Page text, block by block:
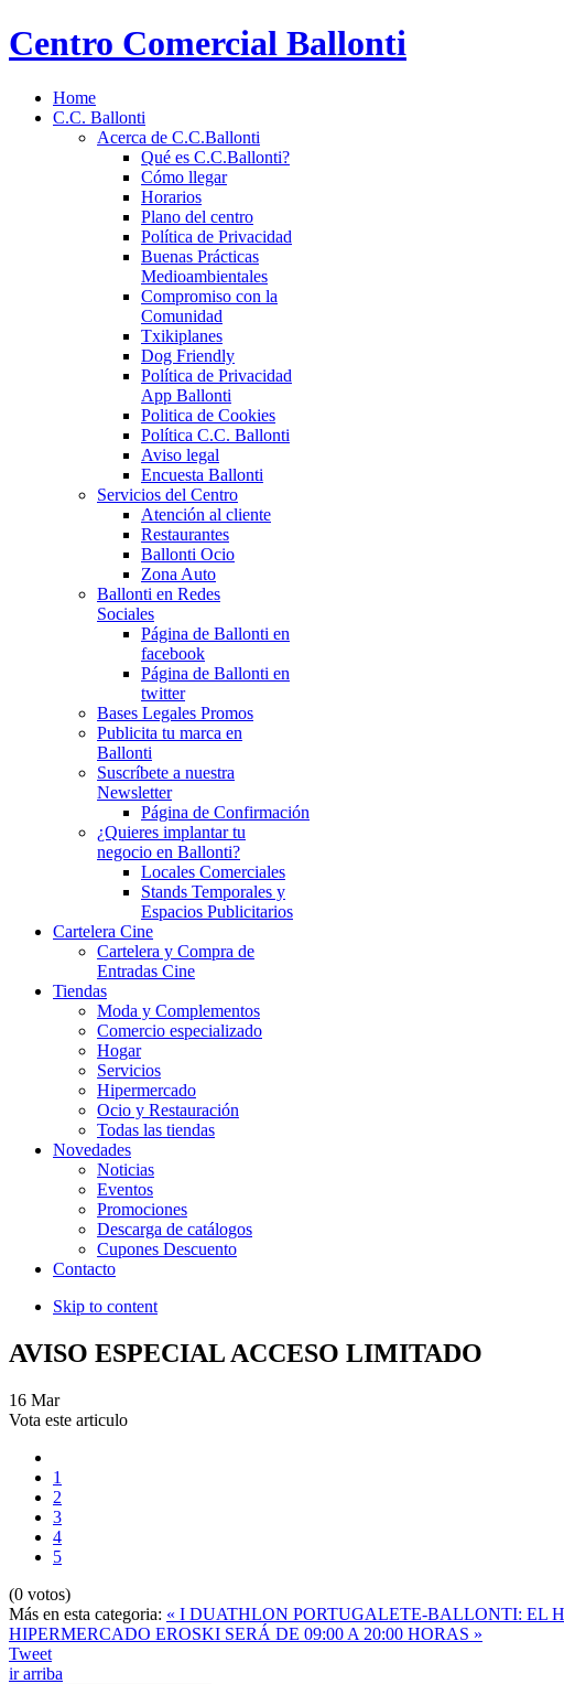
Centro Comercial Ballonti
Home
C.C. Ballonti
Acerca de C.C.Ballonti
Qué es C.C.Ballonti?
Cómo llegar
Horarios
Plano del centro
Política de Privacidad
Buenas Prácticas
Medioambientales
Compromiso con la
Comunidad
Txikiplanes
Dog Friendly
Política de Privacidad
App Ballonti
Politica de Cookies
Política C.C. Ballonti
Aviso legal
Encuesta Ballonti
Servicios del Centro
Atención al cliente
Restaurantes
Ballonti Ocio
Zona Auto
Ballonti en Redes
Sociales
Página de Ballonti en
facebook
Página de Ballonti en
twitter
Bases Legales Promos
Publicita tu marca en
Ballonti
Suscríbete a nuestra
Newsletter
Página de Confirmación
¿Quieres implantar tu
negocio en Ballonti?
Locales Comerciales
Stands Temporales y
Espacios Publicitarios
Cartelera Cine
Cartelera y Compra de
Entradas Cine
Tiendas
Moda y Complementos
Comercio especializado
Hogar
Servicios
Hipermercado
Ocio y Restauración
Todas las tiendas
Novedades
Noticias
Eventos
Promociones
Descarga de catálogos
Cupones Descuento
Contacto
Skip to content
AVISO ESPECIAL ACCESO LIMITADO
16 Mar
Vota este articulo
1
2
3
4
5
(0 votos)
Más en esta categoria: « I DUATHLON PORTUGALETE-BALLONTI: EL
HIPERMERCADO EROSKI SERÁ DE 09:00 A 20:00 HORAS »
Tweet
ir arriba